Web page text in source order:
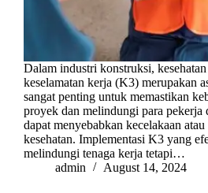
Dalam industri konstruksi, kesehatan
keselamatan kerja (K3) merupakan
sangat penting untuk memastikan
proyek dan melindungi para pekerja
dapat menyebabkan kecelakaan atau
kesehatan. Implementasi K3 yang
melindungi tenaga kerja tetapi…
admin
August 14, 2024